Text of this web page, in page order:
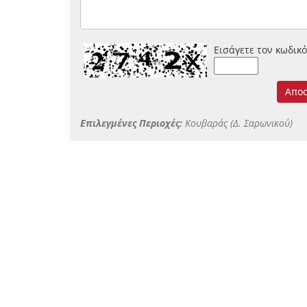
Εισάγετε τον κωδικό
Επιλεγμένες Περιοχές: Κουβαράς (Δ. Σαρωνικού)